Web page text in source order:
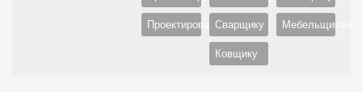
ПроектировщикуСварщику
Ковщику
Мебельщикам